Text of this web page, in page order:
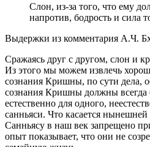
Слон, из-за того, что ему
напротив, бодрость и сила
Выдержки из комментария А.Ч.
Сражаясь друг с другом, слон и
Из этого мы можем извлечь
сознания Кришны, по сути дела,
сознания Кришны должны всегда
естественно для одного,
санньяси. Что касается
Санньясу в наш век запрещено
опыт показывает, что они не